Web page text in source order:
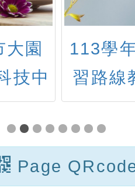
大園
技中
份教
習
113學
習路線
「復興
家森林
Page